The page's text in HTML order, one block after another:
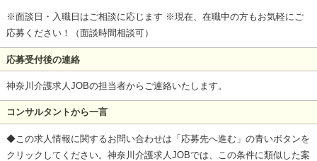
※面談日・入職日はご相談に応じます ※現在、在職中の方もお気軽にご
応募ください！（面談時間相談可）
応募受付後の連絡
神奈川介護求人JOBの担当者からご連絡いたします。
コンサルタントから一言
◆この求人情報に関するお問い合わせは「応募先へ進む」の青いボタンを
クリックしてください。神奈川介護求人JOBでは、この条件に類似した案